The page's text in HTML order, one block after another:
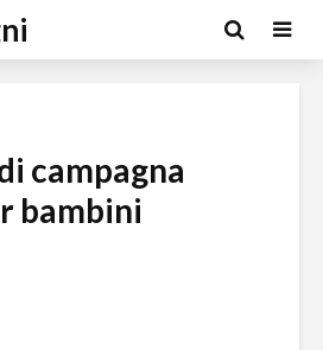
campagna
bambini